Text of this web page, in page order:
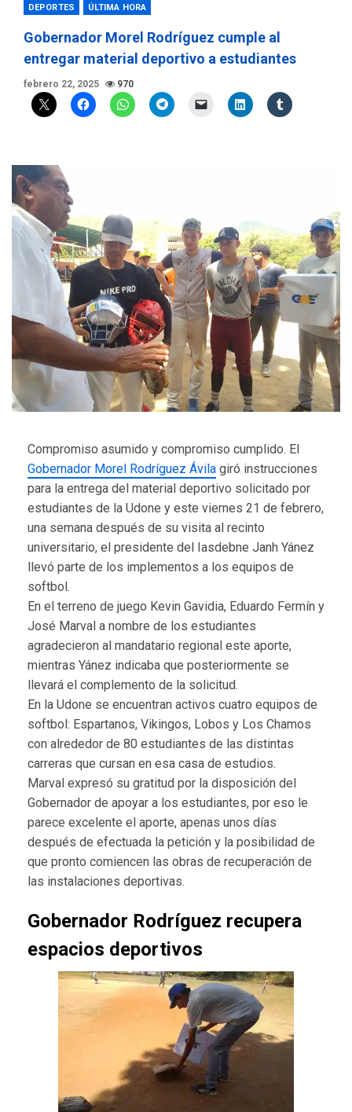
DEPORTES ÚLTIMA HORA
Gobernador Morel Rodríguez cumple al
entregar material deportivo a estudiantes
febrero 22, 2025 970
Compromiso asumido y compromiso cumplido. El
Gobernador Morel Rodríguez Ávila giró instrucciones
para la entrega del material deportivo solicitado por
estudiantes de la Udone y este viernes 21 de febrero,
una semana después de su visita al recinto
universitario, el presidente del Iasdebne Janh Yánez
llevó parte de los implementos a los equipos de
softbol.
En el terreno de juego Kevin Gavidia, Eduardo Fermín y
José Marval a nombre de los estudiantes
agradecieron al mandatario regional este aporte,
mientras Yánez indicaba que posteriormente se
llevará el complemento de la solicitud.
En la Udone se encuentran activos cuatro equipos de
softbol: Espartanos, Vikingos, Lobos y Los Chamos
con alrededor de 80 estudiantes de las distintas
carreras que cursan en esa casa de estudios.
Marval expresó su gratitud por la disposición del
Gobernador de apoyar a los estudiantes, por eso le
parece excelente el aporte, apenas unos días
después de efectuada la petición y la posibilidad de
que pronto comiencen las obras de recuperación de
las instalaciones deportivas.
Gobernador Rodríguez recupera
espacios deportivos